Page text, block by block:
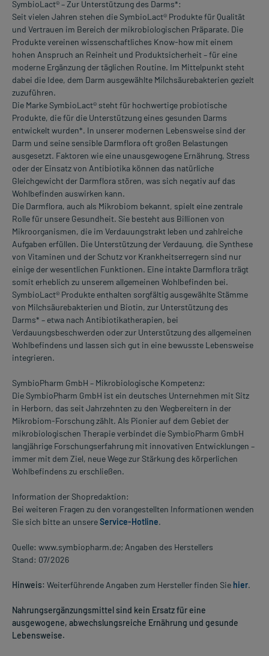
SymbioLact® – Zur Unterstützung des Darms*:
Seit vielen Jahren stehen die SymbioLact® Produkte für Qualität
und Vertrauen im Bereich der mikrobiologischen Präparate. Die
Produkte vereinen wissenschaftliches Know-how mit einem
hohen Anspruch an Reinheit und Produktsicherheit – für eine
moderne Ergänzung der täglichen Routine. Im Mittelpunkt steht
dabei die Idee, dem Darm ausgewählte Milchsäurebakterien gezielt
zuzuführen.
Die Marke SymbioLact® steht für hochwertige probiotische
Produkte, die für die Unterstützung eines gesunden Darms
entwickelt wurden*. In unserer modernen Lebensweise sind der
Darm und seine sensible Darmflora oft großen Belastungen
ausgesetzt. Faktoren wie eine unausgewogene Ernährung, Stress
oder der Einsatz von Antibiotika können das natürliche
Gleichgewicht der Darmflora stören, was sich negativ auf das
Wohlbefinden auswirken kann.
Die Darmflora, auch als Mikrobiom bekannt, spielt eine zentrale
Rolle für unsere Gesundheit. Sie besteht aus Billionen von
Mikroorganismen, die im Verdauungstrakt leben und zahlreiche
Aufgaben erfüllen. Die Unterstützung der Verdauung, die Synthese
von Vitaminen und der Schutz vor Krankheitserregern sind nur
einige der wesentlichen Funktionen. Eine intakte Darmflora trägt
somit erheblich zu unserem allgemeinen Wohlbefinden bei.
SymbioLact® Produkte enthalten sorgfältig ausgewählte Stämme
von Milchsäurebakterien und Biotin, zur Unterstützung des
Darms* – etwa nach Antibiotikatherapien, bei
Verdauungsbeschwerden oder zur Unterstützung des allgemeinen
Wohlbefindens und lassen sich gut in eine bewusste Lebensweise
integrieren.
SymbioPharm GmbH – Mikrobiologische Kompetenz:
Die SymbioPharm GmbH ist ein deutsches Unternehmen mit Sitz
in Herborn, das seit Jahrzehnten zu den Wegbereitern in der
Mikrobiom-Forschung zählt. Als Pionier auf dem Gebiet der
mikrobiologischen Therapie verbindet die SymbioPharm GmbH
langjährige Forschungserfahrung mit innovativen Entwicklungen –
immer mit dem Ziel, neue Wege zur Stärkung des körperlichen
Wohlbefindens zu erschließen.
Information der Shopredaktion:
Bei weiteren Fragen zu den vorangestellten Informationen wenden
Sie sich bitte an unsereService-Hotline.
Quelle: www.symbiopharm.de; Angaben des Herstellers
Stand: 07/2026
Hinweis: Weiterführende Angaben zum Hersteller finden Sie hier.
Nahrungsergänzungsmittel sind kein Ersatz für eine
ausgewogene, abwechslungsreiche Ernährung und gesunde
Lebensweise.